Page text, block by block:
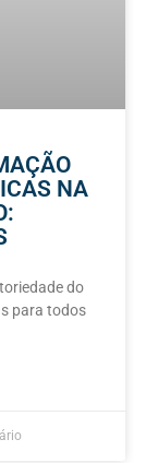
NA
do
para todos